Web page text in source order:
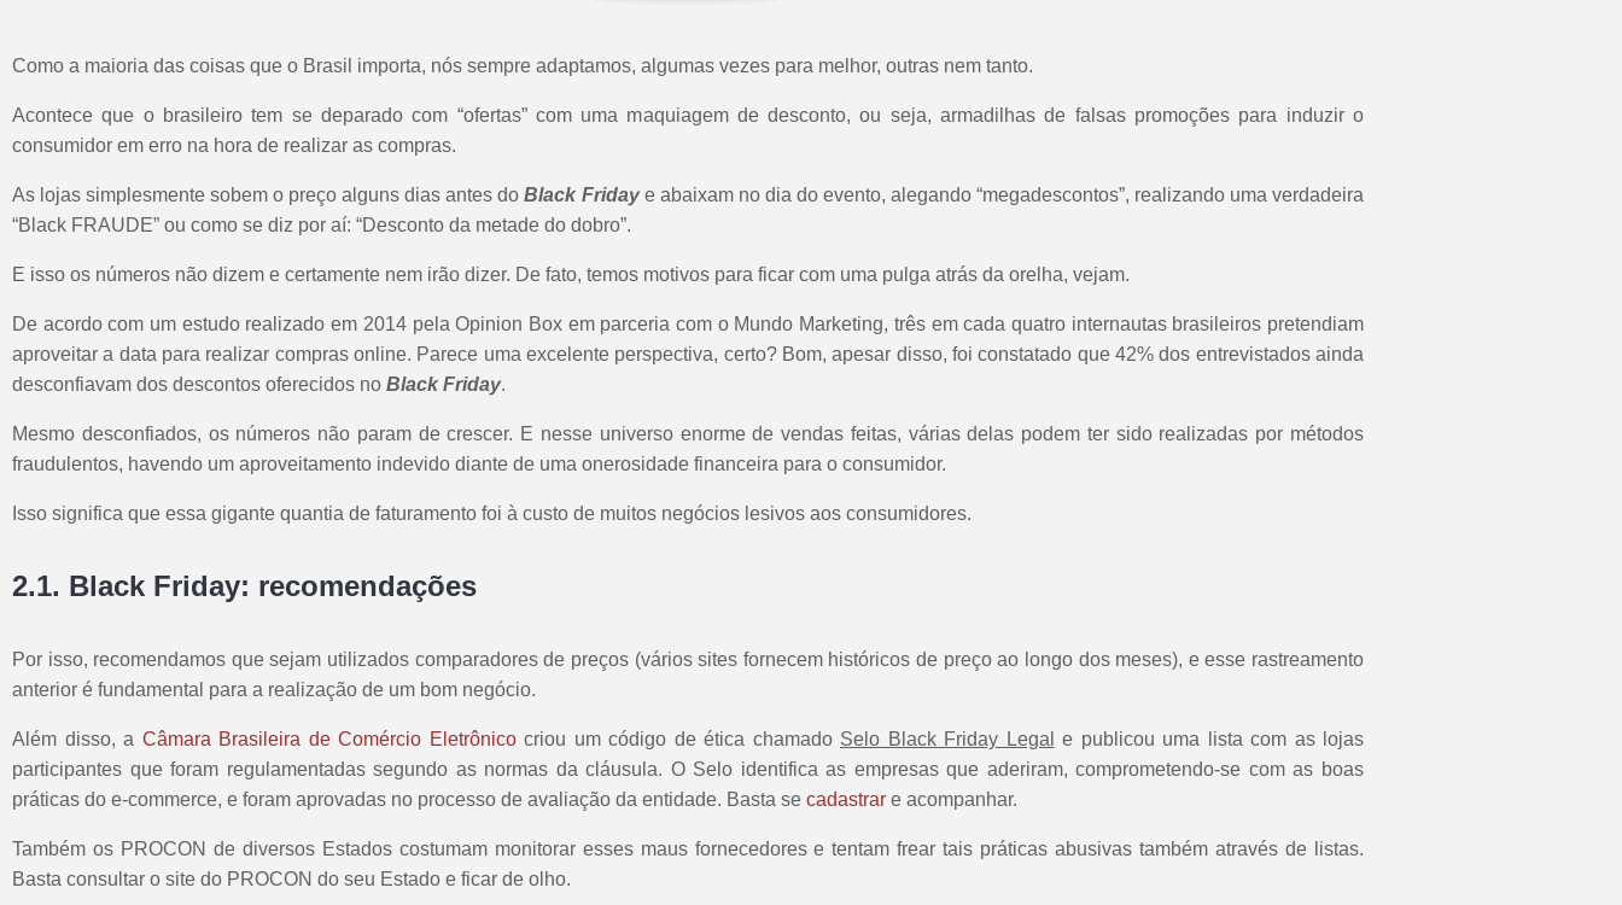
Como a maioria das coisas que o Brasil importa, nós sempre adaptamos, algumas vezes para melhor, outras nem tanto.
Acontece que o brasileiro tem se deparado com “ofertas” com uma maquiagem de desconto, ou seja, armadilhas de falsas promoções para induzir o
consumidor em erro na hora de realizar as compras.
As lojas simplesmente sobem o preço alguns dias antes doBlack Fridaye abaixam no dia do evento, alegando “megadescontos”, realizando uma verdadeira
“Black FRAUDE” ou como se diz por aí: “Desconto da metade do dobro”.
E isso os números não dizem e certamente nem irão dizer. De fato, temos motivos para ficar com uma pulga atrás da orelha, vejam.
De acordo com um estudo realizado em 2014 pela Opinion Box em parceria com o Mundo Marketing, três em cada quatro internautas brasileiros pretendiam
aproveitar a data para realizar compras online. Parece uma excelente perspectiva, certo? Bom, apesar disso, foi constatado que 42% dos entrevistados ainda
desconfiavam dos descontos oferecidos no Black Friday.
Mesmo desconfiados, os números não param de crescer. E nesse universo enorme de vendas feitas, várias delas podem ter sido realizadas por métodos
fraudulentos, havendo um aproveitamento indevido diante de uma onerosidade financeira para o consumidor.
Isso significa que essa gigante quantia de faturamento foi à custo de muitos negócios lesivos aos consumidores.
2.1. Black Friday: recomendações
Por isso, recomendamos que sejam utilizados comparadores de preços (vários sites fornecem históricos de preço ao longo dos meses), e esse rastreamento
anterior é fundamental para a realização de um bom negócio.
Além disso, a Câmara Brasileira de Comércio Eletrônicocriou um código de ética chamado Selo Black Friday Legal
e publicou uma lista com as lojas
participantes que foram regulamentadas segundo as normas da cláusula. O Selo identifica as empresas que aderiram, comprometendo-se com as boas
práticas do e-commerce, e foram aprovadas no processo de avaliação da entidade. Basta se cadastrar e acompanhar.
Também os PROCON de diversos Estados costumam monitorar esses maus fornecedores e tentam frear tais práticas abusivas também através de listas.
Basta consultar o site do PROCON do seu Estado e ficar de olho.